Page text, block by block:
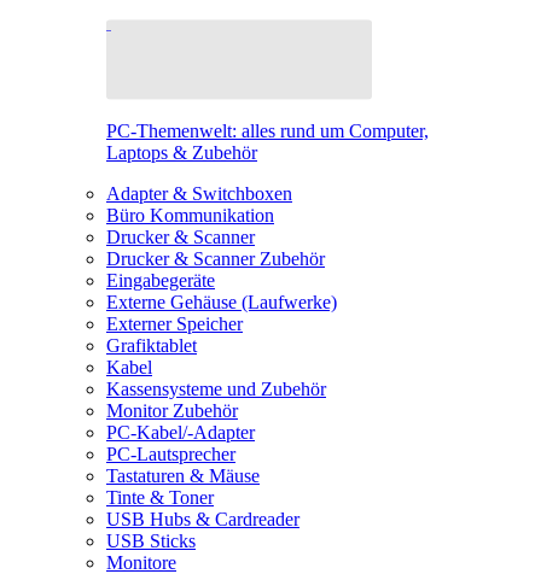
PC-Themenwelt: alles rund um Computer,
Laptops & Zubehör
Adapter & Switchboxen
Büro Kommunikation
Drucker & Scanner
Drucker & Scanner Zubehör
Eingabegeräte
Externe Gehäuse (Laufwerke)
Externer Speicher
Grafiktablet
Kabel
Kassensysteme und Zubehör
Monitor Zubehör
PC-Kabel/-Adapter
PC-Lautsprecher
Tastaturen & Mäuse
Tinte & Toner
USB Hubs & Cardreader
USB Sticks
Monitore